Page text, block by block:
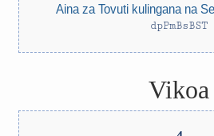
Aina za Tovuti kulingana na
dpPmBsBST
Vikoa